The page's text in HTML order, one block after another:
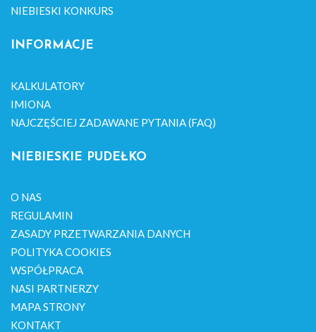
NIEBIESKI KONKURS
INFORMACJE
KALKULATORY
IMIONA
NAJCZĘŚCIEJ ZADAWANE PYTANIA (FAQ)
NIEBIESKIE PUDEŁKO
O NAS
REGULAMIN
ZASADY PRZETWARZANIA DANYCH
POLITYKA COOKIES
WSPÓŁPRACA
NASI PARTNERZY
MAPA STRONY
KONTAKT